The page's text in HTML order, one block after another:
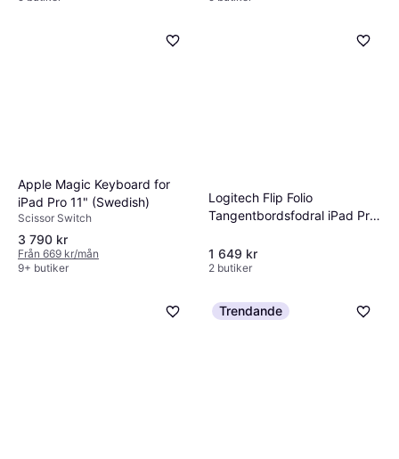
Apple Magic Keyboard for
iPad Pro 11" (Swedish)
Scissor Switch
3 790 kr
Från 669 kr/mån
9+ butiker
Logitech Flip Folio
Tangentbordsfodral iPad Pro
1 649 kr
2 butiker
Trendande